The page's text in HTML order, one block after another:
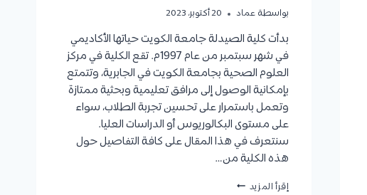
بواسطة عماد 20 أكتوبر، 2023
بدأت كلية الصيدلة جامعة الكويت حياتها الأكاديمي
في شهر سبتمبر من عام 1997م. تقع الكلية في مركز
العلوم الصحية بجامعة الكويت في الجابرية، وتتمتع
بإمكانية الوصول إلى مرافق تعليمية وبحثية ممتازة
وتعمل باستمرار على تحسين تجربة الطلاب، سواء
على مستوى البكالوريوس أو الدراسات العليا.
سنتعرف في هذا المقال على كافة التفاصيل حول
هذه الكلية من…
إقرأ المزيد كلية